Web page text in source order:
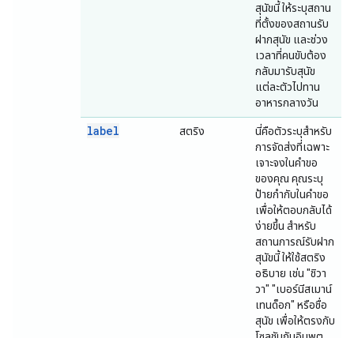
สุนัขนี้ ให้ระบุสถาน
ที่ตั้งของสถานรับ
ฝากสุนัข และช่วง
เวลาที่คนขับต้อง
กลับมารับสุนัข
แต่ละตัวไปทาน
อาหารกลางวัน
label สตริง
นี่คือตัวระบุสำหรับ
การจัดส่งที่เฉพาะ
เจาะจงในคำขอ
ของคุณ คุณระบุ
ป้ายกำกับในคำขอ
เพื่อให้ตอบกลับได้
ง่ายขึ้น สำหรับ
สถานการณ์รับฝาก
สุนัขนี้ ให้ใช้สตริง
อธิบาย เช่น "ชิวา
วา" "เบอร์นีสเมาน์
เทนด็อก" หรือชื่อ
สุนัข เพื่อให้ตรงกับ